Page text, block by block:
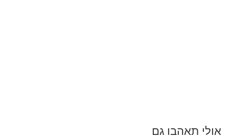
אולי תאהבו גם